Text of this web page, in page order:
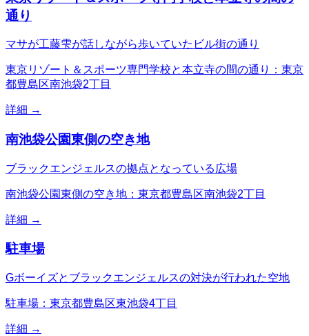
通り
マサが工藤雫が話しながら歩いていたビル街の通り
東京リゾート＆スポーツ専門学校と本立寺の間の通り：東京
都豊島区南池袋2丁目
詳細 →
南池袋公園東側の空き地
ブラックエンジェルスの拠点となっている広場
南池袋公園東側の空き地：東京都豊島区南池袋2丁目
詳細 →
駐車場
Gボーイズとブラックエンジェルスの対決が行われた空地
駐車場：東京都豊島区東池袋4丁目
詳細 →